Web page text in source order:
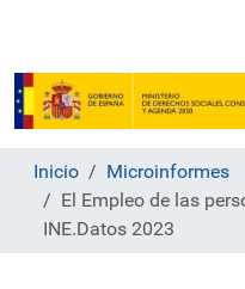
Inicio
Microinformes
El Empleo de las
INE.Datos 2023